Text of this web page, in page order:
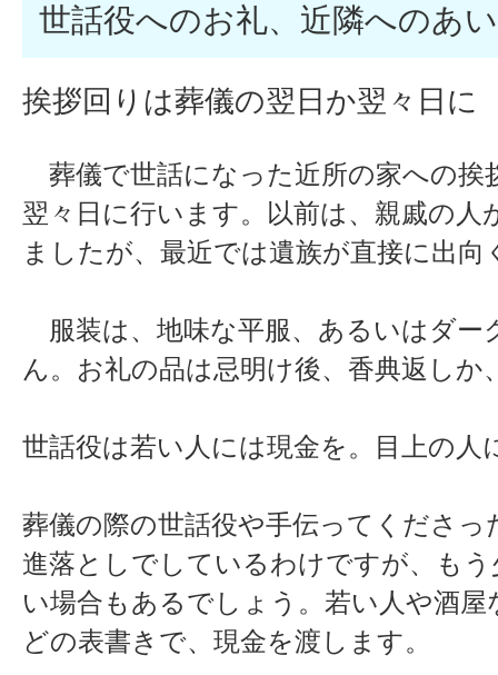
世話役へのお礼、近隣へのあ
挨拶回りは葬儀の翌日か翌々日
葬儀で世話になった近所の家への挨
翌々日に行います。以前は、親戚の人
ましたが、最近では遺族が直接に出向
服装は、地味な平服、あるいはダー
ん。お礼の品は忌明け後、香典返し
世話役は若い人には現金を。目上の人
葬儀の際の世話役や手伝ってくださ
進落としでしているわけですが、も
い場合もあるでしょう。若い人や酒屋
どの表書きで、現金を渡します。